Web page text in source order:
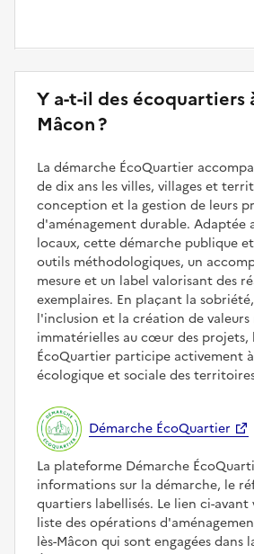
Y a-t-il des écoquartiers
Mâcon ?
La démarche ÉcoQuartier
de dix ans les villes, villages et
conception et la gestion de leurs
d'aménagement durable. Adaptée
locaux, cette démarche publique
outils méthodologiques, un
mesure et un label valorisant des
exemplaires. En plaçant la
l'inclusion et la création de
immatérielles au cœur des projets,
ÉcoQuartier participe activement
écologique et sociale des
Démarche ÉcoQuartier
La plateforme Démarche
informations sur la démarche, le
quartiers labellisés. Le lien ci-avant
liste des opérations
lès-Mâcon qui sont engagées dans